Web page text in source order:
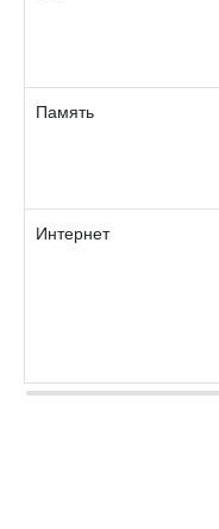
Память
Интернет